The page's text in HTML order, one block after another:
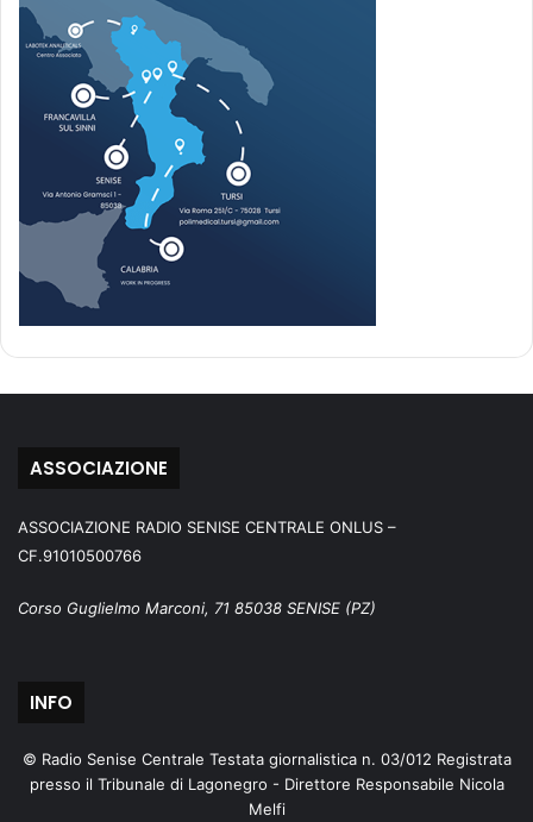
ASSOCIAZIONE
ASSOCIAZIONE RADIO SENISE CENTRALE ONLUS –
CF.91010500766
Corso Guglielmo Marconi, 71 85038 SENISE (PZ)
INFO
© Radio Senise Centrale Testata giornalistica n. 03/012 Registrata
presso il Tribunale di Lagonegro - Direttore Responsabile Nicola
Melfi